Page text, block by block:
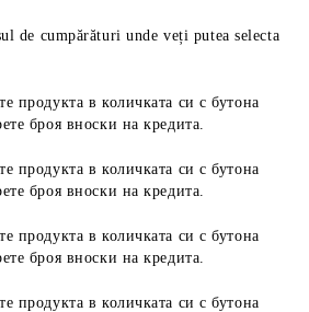
de cumpărături unde veți putea selecta
продукта в количката си с бутона
броя вноски на кредита.
продукта в количката си с бутона
броя вноски на кредита.
продукта в количката си с бутона
броя вноски на кредита.
продукта в количката си с бутона